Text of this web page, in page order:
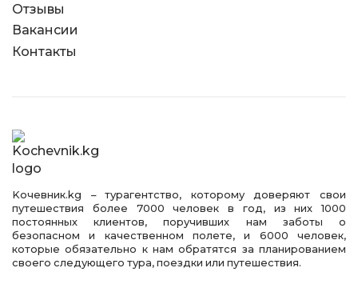
Отзывы
Вакансии
Контакты
Kочевник.kg – турагентство, которому доверяют свои
путешествия более 7000 человек в год, из них 1000
постоянных клиентов, поручивших нам заботы о
безопасном и качественном полете, и 6000 человек,
которые обязательно к нам обратятся за планированием
своего следующего тура, поездки или путешествия.